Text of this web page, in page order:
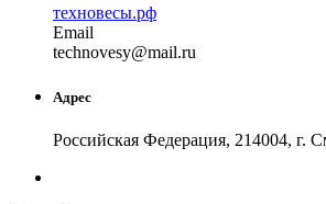
техновесы.рф
Email
technovesy@mail.ru
Адрес
Российская Федерация, 214004, г.